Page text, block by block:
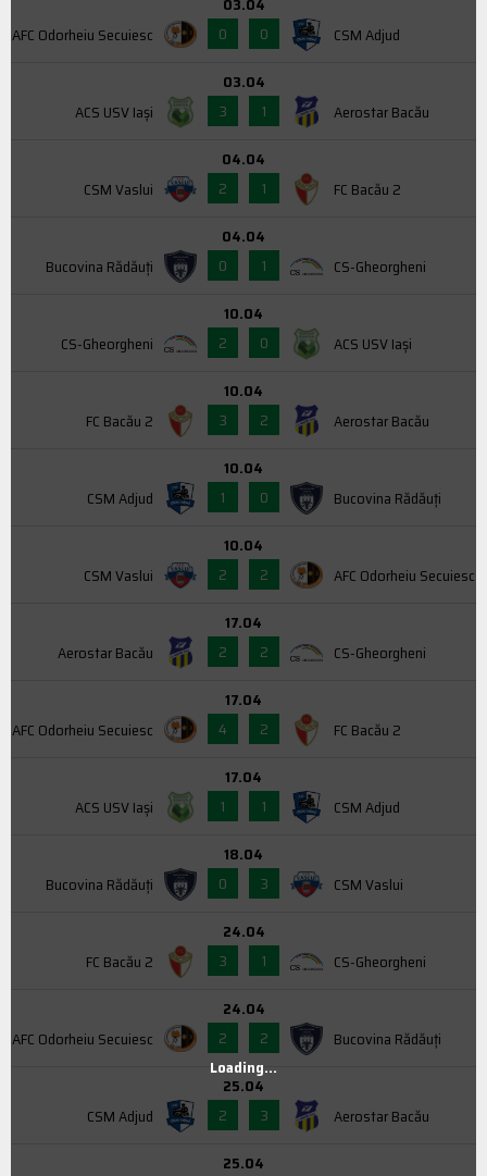
AFC Odorheiu Secuiesc
0
0 CSM Adjud
ACS USV Iaşi
03.04
3
1 Aerostar Bacău
CSM Vaslui
04.04
2
1 FC Bacău 2
Bucovina Rădăuți
04.04
0
1 CS-Gheorgheni
CS-Gheorgheni
10.04
2
0 ACS USV Iaşi
FC Bacău 2
10.04
3
2 Aerostar Bacău
CSM Adjud
10.04
1
0 Bucovina Rădăuți
CSM Vaslui
10.04
2
2 AFC Odorheiu Secuiesc
Aerostar Bacău
17.04
2
2 CS-Gheorgheni
AFC Odorheiu Secuiesc
17.04
4
2 FC Bacău 2
ACS USV Iaşi
17.04
1
1 CSM Adjud
Bucovina Rădăuți
18.04
0
3 CSM Vaslui
FC Bacău 2
24.04
3
1 CS-Gheorgheni
AFC Odorheiu Secuiesc
24.04
2
2 Bucovina Rădăuți
CSM Adjud
25.04
2
3 Aerostar Bacău
25.04
Loading...